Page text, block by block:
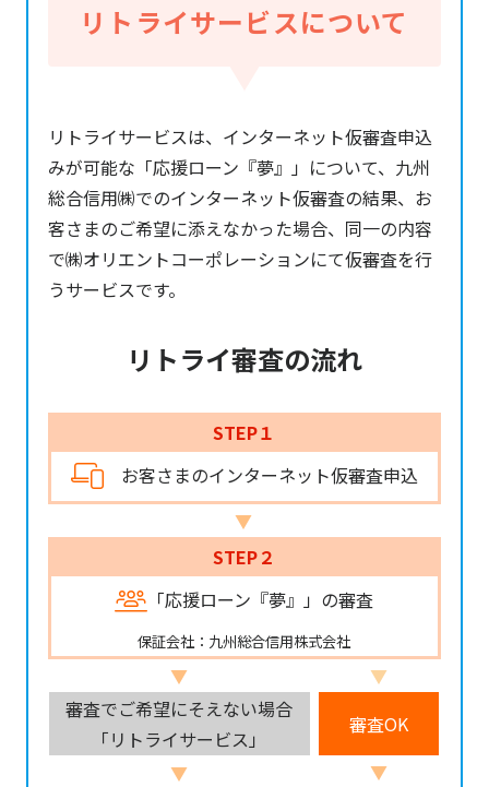
リトライサービスについて
リトライサービスは、インターネット仮審査申込
みが可能な「応援ローン『夢』」について、九州
総合信用㈱でのインターネット仮審査の結果、お
客さまのご希望に添えなかった場合、同一の内容
で㈱オリエントコーポレーションにて仮審査を行
うサービスです。
リトライ審査の流れ
STEP１
お客さまのインターネット仮審査申込
▼
STEP２
「応援ローン『夢』」の審査
保証会社：九州総合信用株式会社
▼
▼
審査でご希望にそえない場合
「リトライサービス」
審査OK
▼
▼